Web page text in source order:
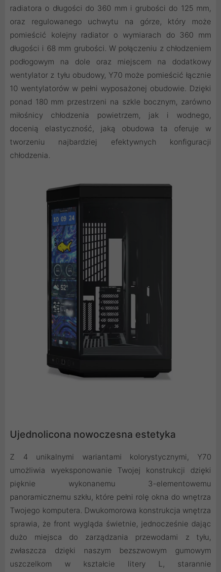
radiatora o długości do 360 mm i grubości do 125 mm,
oraz regulowanego uchwytu na górze, który może
pomieścić kolejny radiator o wymiarach do 360 mm
długości i 68 mm grubości. W połączeniu z chłodzeniem
podłogowym na dole oraz miejscem na dodatkowy
wentylator z tyłu obudowy, Y70 może pomieścić łącznie
10 wentylatorów w pełni wyposażonej obudowie. Dzięki
ponad 180 mm przestrzeni na szkle bocznym, zarówno
miłośnicy chłodzenia powietrzem, jak i wodnego,
docenią elastyczność, jaką obudowa ta oferuje w
tworzeniu najbardziej efektywnych konfiguracji
chłodzenia.
Ujednolicona nowoczesna estetyka
Z 4 unikalnymi wariantami kolorystycznymi, Y70
umożliwia wyeksponowanie Twojej konstrukcji dzięki
pięknie wykonanemu 3-elementowemu
panoramicznemu szkłu, które pełni rolę okna do wnętrza
Twojego komputera. Dwukomorowa konstrukcja wnętrza
sprawia, że front wygląda świetnie, jednocześnie dając
dużo miejsca do zarządzania przewodami z tyłu,
zwłaszcza dzięki naszym bezszwowym gumowym
uszczelkom w kształcie litery L, starannie